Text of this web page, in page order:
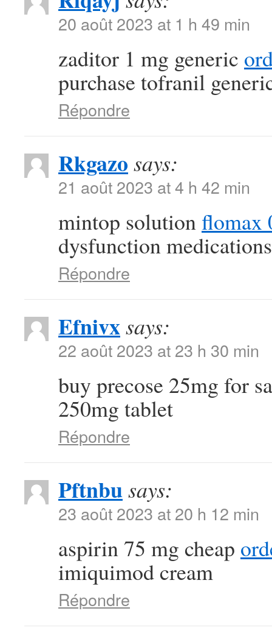
20 août 2023 at 1 h 49 min
zaditor 1 mg generic
purchase tofranil
Répondre
Rkgazo says:
21 août 2023 at 4 h 42 min
mintop solution flomax
dysfunction medications
Répondre
Efnivxsays:
22 août 2023 at 23 h 30 min
buy precose 25mg for
250mg tablet
Répondre
Pftnbusays:
23 août 2023 at 20 h 12 min
aspirin 75 mg cheap
imiquimod cream
Répondre